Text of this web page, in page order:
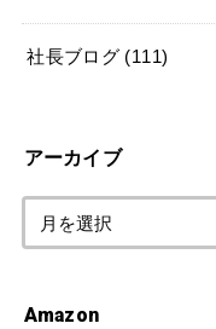
社長ブログ (111)
アーカイブ
Amazon